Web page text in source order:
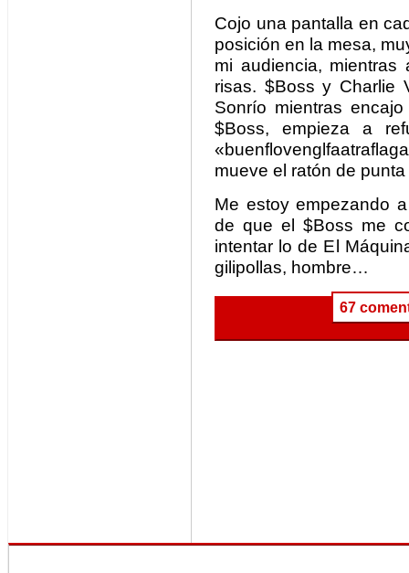
Cojo una pantalla en
posición en la mesa,
mi audiencia,
risas. $Boss y Charlie
Sonrío mientras
$Boss, empieza a
mueve el ratón de
Me estoy empezando
de que el $Boss me
intentar lo de El
gilipollas, hombre…
67